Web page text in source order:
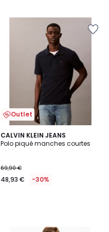
Outlet
CALVIN KLEIN JEANS
Polo piqué manches courtes
69,90 €
48,93 € -30%